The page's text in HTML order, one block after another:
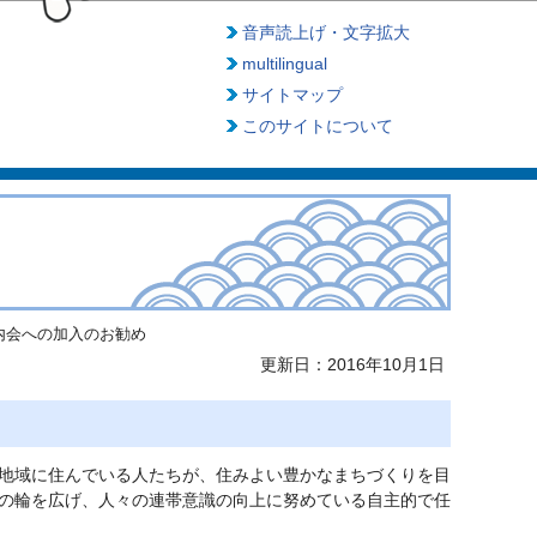
音声読上げ・文字拡大
multilingual
サイトマップ
このサイトについて
会への加入のお勧め
更新日：2016年10月1日
に住んでいる人たちが、住みよい豊かなまちづくりを目
輪を広げ、人々の連帯意識の向上に努めている自主的で任